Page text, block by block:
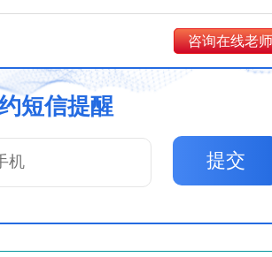
咨询在线老师
短信提醒
提交